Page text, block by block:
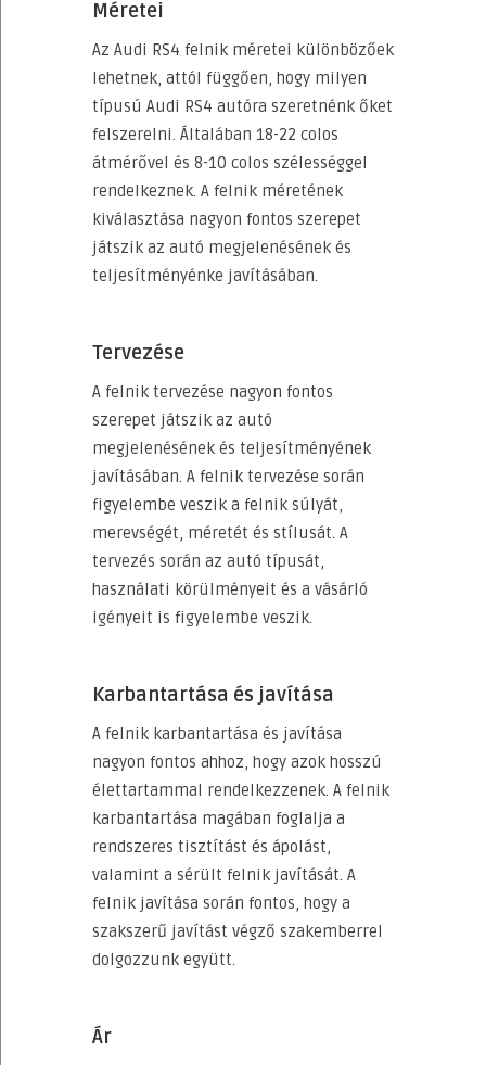
Méretei
Az Audi RS4 felnik méretei különbözőek
lehetnek, attól függően, hogy milyen
típusú Audi RS4 autóra szeretnénk őket
felszerelni. Általában 18-22 colos
átmérővel és 8-10 colos szélességgel
rendelkeznek. A felnik méretének
kiválasztása nagyon fontos szerepet
játszik az autó megjelenésének és
teljesítményénke javításában.
Tervezése
A felnik tervezése nagyon fontos
szerepet játszik az autó
megjelenésének és teljesítményének
javításában. A felnik tervezése során
figyelembe veszik a felnik súlyát,
merevségét, méretét és stílusát. A
tervezés során az autó típusát,
használati körülményeit és a vásárló
igényeit is figyelembe veszik.
Karbantartása és javítása
A felnik karbantartása és javítása
nagyon fontos ahhoz, hogy azok hosszú
élettartammal rendelkezzenek. A felnik
karbantartása magában foglalja a
rendszeres tisztítást és ápolást,
valamint a sérült felnik javítását. A
felnik javítása során fontos, hogy a
szakszerű javítást végző szakemberrel
dolgozzunk együtt.
Ár